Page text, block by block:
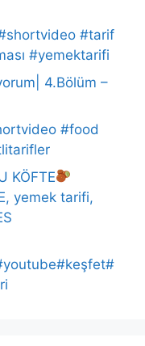
#tarif
#yemektarifi
4.Bölüm –
#food
KÖFTE
yemek tarifi,